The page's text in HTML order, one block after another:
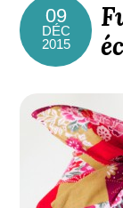
09
DÉC
2015